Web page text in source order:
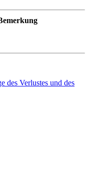
des Verlustes und des